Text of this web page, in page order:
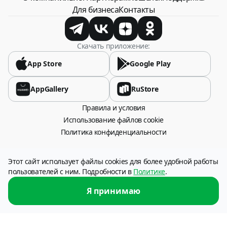
Для бизнесаКонтакты
Скачать приложение:
App Store
Google Play
AppGallery
RuStore
Правила и условия
Использование файлов cookie
Политика конфиденциальности
Оператор сервиса: НКО «Платежи и расчеты» (АО), ИНН 6316049606
Услуга по переводу денежных средств предоставляется НКО «Платежи и
расчеты» (АО), (г. Самара). Лицензия Банка России № 3324-Р от 12.01.2018
г.
Этот сайт использует файлы cookies для более удобной работы
пользователей с ним. Подробности в Политике.
Я принимаю